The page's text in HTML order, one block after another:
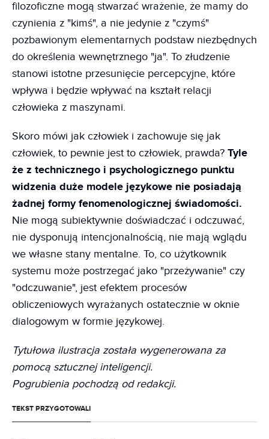
filozoficzne mogą stwarzać wrażenie, że mamy do
czynienia z "kimś", a nie jedynie z "czymś"
pozbawionym elementarnych podstaw niezbędnych
do określenia wewnętrznego "ja". To złudzenie
stanowi istotne przesunięcie percepcyjne, które
wpływa i będzie wpływać na kształt relacji
człowieka z maszynami.
Skoro mówi jak człowiek i zachowuje się jak
człowiek, to pewnie jest to człowiek, prawda? Tyle
że z technicznego i psychologicznego punktu
widzenia duże modele językowe nie posiadają
żadnej formy fenomenologicznej świadomości.
Nie mogą subiektywnie doświadczać i odczuwać,
nie dysponują intencjonalnością, nie mają wglądu
we własne stany mentalne. To, co użytkownik
systemu może postrzegać jako "przeżywanie" czy
"odczuwanie", jest efektem procesów
obliczeniowych wyrażanych ostatecznie w oknie
dialogowym w formie językowej.
Tytułowa ilustracja została wygenerowana za
pomocą sztucznej inteligencji.
Pogrubienia pochodzą od redakcji.
TEKST PRZYGOTOWALI